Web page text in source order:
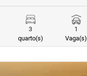
3
quarto(s)
1
Vaga(s)